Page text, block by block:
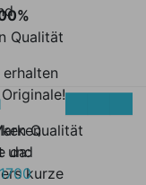
Qualität
Qualität
erhalten
und
kurze
da: